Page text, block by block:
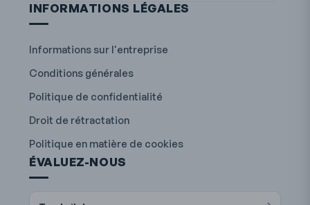
INFORMATIONS LÉGALES
Informations sur l'entreprise
Conditions générales
Politique de confidentialité
Droit de rétractation
Politique en matière de cookies
ÉVALUEZ-NOUS